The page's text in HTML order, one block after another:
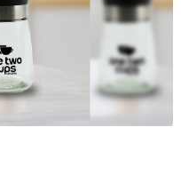
memantau jumlah bumbu
ulang dapat diketahui
menyerap aroma
higienis. Selain fungsional,
dan elegan di meja